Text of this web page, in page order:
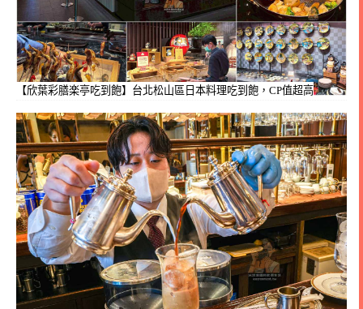
【欣葉彩膳楽亭吃到飽】台北松山區日本料理吃到飽，CP值超高